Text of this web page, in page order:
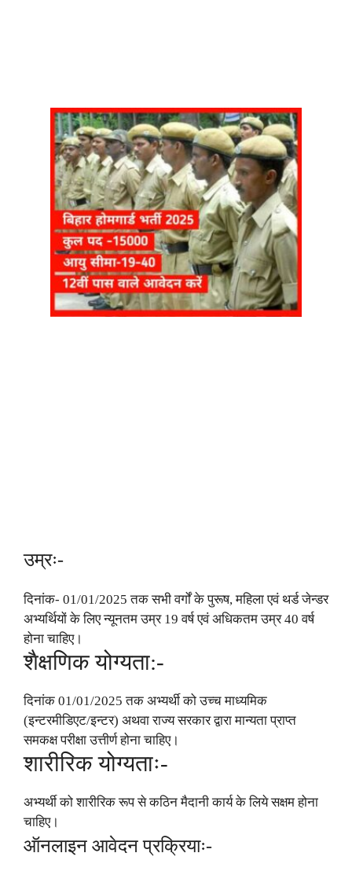
उम्रः-
दिनांक- 01/01/2025 तक सभी वर्गों के पुरूष, महिला एवं थर्ड जेन्डर
अभ्यर्थियों के लिए न्यूनतम उम्र 19 वर्ष एवं अधिकतम उम्र 40 वर्ष
होना चाहिए।
शैक्षणिक योग्यता:-
दिनांक 01/01/2025 तक अभ्यर्थी को उच्च माध्यमिक
(इन्टरमीडिएट/इन्टर) अथवा राज्य सरकार द्वारा मान्यता प्राप्त
समकक्ष परीक्षा उत्तीर्ण होना चाहिए।
शारीरिक योग्यताः-
अभ्यर्थी को शारीरिक रूप से कठिन मैदानी कार्य के लिये सक्षम होना
चाहिए।
ऑनलाइन आवेदन प्रक्रियाः-